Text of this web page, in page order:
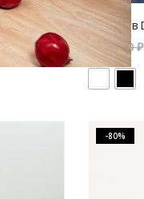
9,200.00₽
-80%